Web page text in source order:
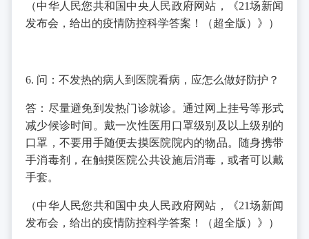
（中华人民您共和国中央人民政府网站，《21场新闻
发布会，给出的疫情防控科学答案！（超全版）》）
6. 问：不发热的病人到医院看病，应怎么做好防护？
答：尽量避免到发热门诊就诊。通过网上挂号等形式
减少候诊时间。戴一次性医用口罩级别及以上级别的
口罩，不要用手随便去摸医院院内的物品。随身携带
手消毒剂，在触摸医院公共设施后消毒，或者可以戴
手套。
（中华人民您共和国中央人民政府网站，《21场新闻
发布会，给出的疫情防控科学答案！（超全版）》）